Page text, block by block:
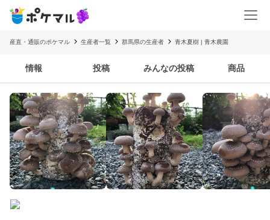
産直・通販のポケマル 生産者一覧 群馬県の生産者 青木夏樹 | 青木農園
情報 投稿 みんなの投稿 商品